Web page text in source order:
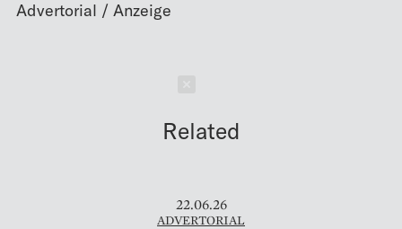
Related
22.06.26
ADVERTORIAL